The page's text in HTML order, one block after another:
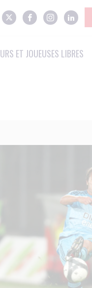
ET JOUEUSES LIBRES